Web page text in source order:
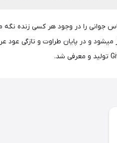
جوانی را در وجود هر کسی زنده نگه
و در پایان طراوت و تازگی عود